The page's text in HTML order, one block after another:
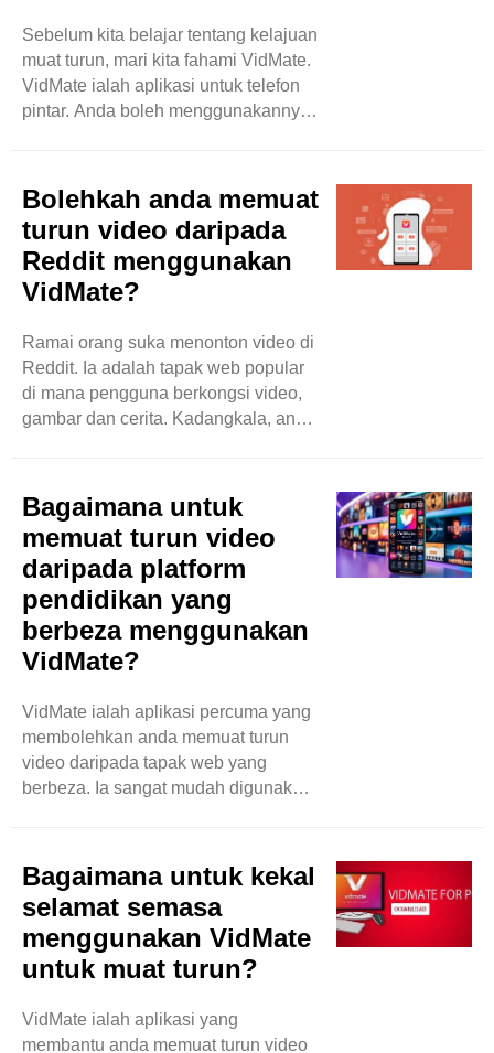
kegemaran anda. Sama ada anda
suka muzik pop, rock, hip-hop atau
klasik, VidMate mempunyai
semuanya. Anda ..
Sebelum kita belajar tentang kelajuan
muat turun, mari kita fahami VidMate.
VidMate ialah aplikasi untuk telefon
pintar. Anda boleh menggunakannya
percuma dan berfungsi dengan baik
pada telefon Android. Ramai orang
suka menggunakannya kerana ia
mudah. Anda boleh menemui banyak
lagu dan filem tanpa membayar apa-
Penting? Kelajuan muat turun adalah
penting untuk beberapa sebab. Mula-
mula, ia memberitahu ..
Bolehkah anda memuat
turun video daripada
Reddit menggunakan
VidMate?
Ramai orang suka menonton video di
Reddit. Ia adalah tapak web popular
di mana pengguna berkongsi video,
gambar dan cerita. Kadangkala, anda
menontonnya semula atau berkongsi
dengan rakan-rakan. Jadi, bagaimana
anda boleh melakukan ini? Salah
satu caranya ialah dengan
menggunakan aplikasi bernama
VidMate. Blog ini akan menerangkan
apa itu VidMate dan cara memuat
turun video daripada Reddit
VidMate ialah aplikasi ..
Bagaimana untuk
memuat turun video
daripada platform
pendidikan yang
berbeza menggunakan
VidMate?
VidMate ialah aplikasi percuma yang
membolehkan anda memuat turun
video daripada tapak web yang
berbeza. Ia sangat mudah digunakan.
tablet anda. Anda boleh
menontonnya pada bila-bila masa,
walaupun tanpa internet. Ini bagus
untuk pelajar yang ingin belajar
semasa dalam perjalanan. Mengapa
banyak sebab untuk menggunakan
VidMate. Pertama, ia adalah
Bagaimana untuk kekal
selamat semasa
menggunakan VidMate
untuk muat turun?
VidMate ialah aplikasi yang
membantu anda memuat turun video